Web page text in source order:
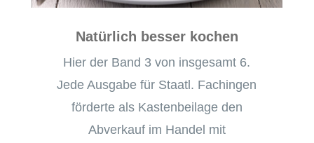
Natürlich besser kochen
Hier der Band 3 von insgesamt 6.
Jede Ausgabe für Staatl. Fachingen
förderte als Kastenbeilage den
Abverkauf im Handel mit